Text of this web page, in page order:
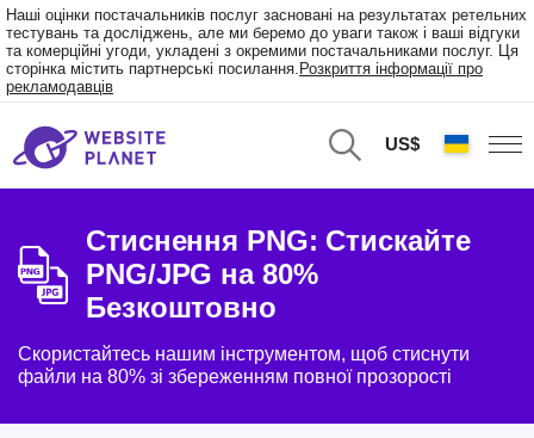
Наші оцінки постачальників послуг засновані на результатах ретельних
тестувань та досліджень, але ми беремо до уваги також і ваші відгуки
та комерційні угоди, укладені з окремими постачальниками послуг. Ця
сторінка містить партнерські посилання. Розкриття інформації про
рекламодавців
US$
Стиснення PNG: Стискайте
PNG/JPG на 80%
Безкоштовно
Скористайтесь нашим інструментом, щоб стиснути
файли на 80% зі збереженням повної прозорості